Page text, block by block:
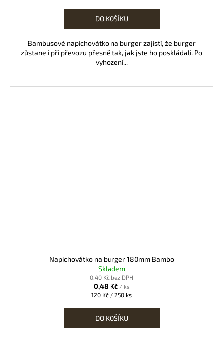
DO KOŠÍKU
Bambusové napichovátko na burger zajistí, že burger
zůstane i při převozu přesně tak, jak jste ho poskládali. Po
vyhození...
Napichovátko na burger 180mm Bambo
Skladem
0,40 Kč bez DPH
0,48 Kč / ks
Měrná
120 Kč / 250 ks
DO KOŠÍKU